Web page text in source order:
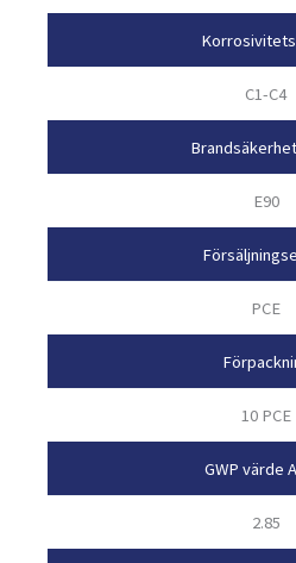
C1-C4
E90
PCE
10 PCE
GWP värde
2.85